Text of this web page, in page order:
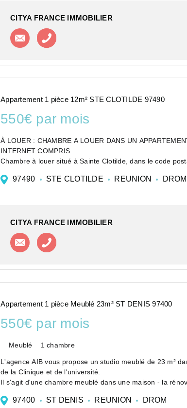
CITYA FRANCE IMMOBILIER
Contacter l'agence
Appartement 1 pièce 12m² STE CLOTILDE 97490
550€ par mois
À LOUER : CHAMBRE A LOUER DANS UN
INTERNET COMPRIS
Chambre à louer situé à Sainte Clotilde, dans le code
97490 STE CLOTILDE REUNION DROM
CITYA FRANCE IMMOBILIER
Contacter l'agence
Appartement 1 pièce Meublé 23m² ST DENIS 97400
550€ par mois
Meublé 1 chambre
L'agence AIB vous propose un studio meublé de 23 m²
de la Clinique et de l'université.
Il s'agit d'une chambre meublé dans une maison - la
97400 ST DENIS REUNION DROM